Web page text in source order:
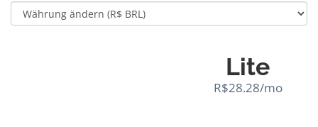
Lite
R$28.28/mo